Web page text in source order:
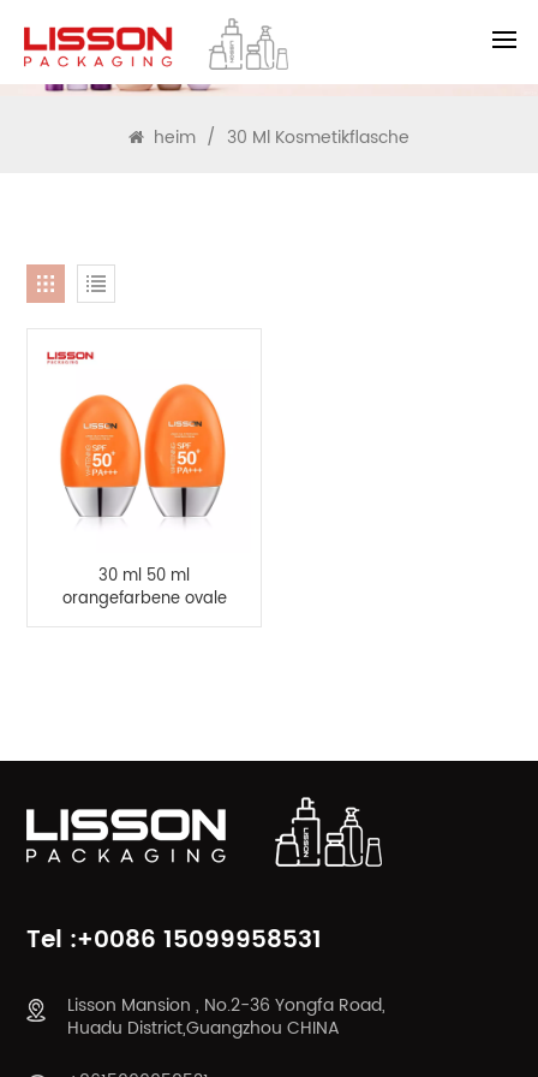
SUCHEN
heim / 30 Ml Kosmetikflasche
30 ml 50 ml
orangefarbene ovale
HDPE-Flasche
Tel :+0086 15099958531
Lisson Mansion , No.2-36 Yongfa Road,
Huadu District,Guangzhou CHINA